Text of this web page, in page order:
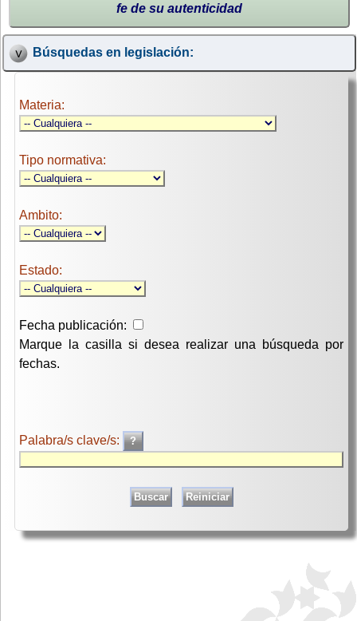
fe de su autenticidad
Búsquedas en legislación:
Materia:
Tipo normativa:
Ambito:
Estado:
Fecha publicación:
Marque la casilla si desea realizar una búsqueda por
fechas.
Palabra/s clave/s: